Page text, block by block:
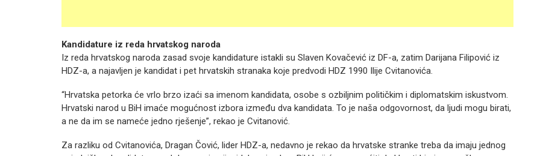
Kandidature iz reda hrvatskog naroda
Iz reda hrvatskog naroda zasad svoje kandidature istakli su Slaven Kovačević iz DF-a, zatim Darijana Filipović iz
HDZ-a, a najavljen je kandidat i pet hrvatskih stranaka koje predvodi HDZ 1990 Ilije Cvitanovića.
“Hrvatska petorka će vrlo brzo izaći sa imenom kandidata, osobe s ozbiljnim političkim i diplomatskim iskustvom.
Hrvatski narod u BiH imaće mogućnost izbora između dva kandidata. To je naša odgovornost, da ljudi mogu birati,
a ne da im se nameće jedno rješenje”, rekao je Cvitanović.
Za razliku od Cvitanovića, Dragan Čović, lider HDZ-a, nedavno je rekao da hrvatske stranke treba da imaju jednog